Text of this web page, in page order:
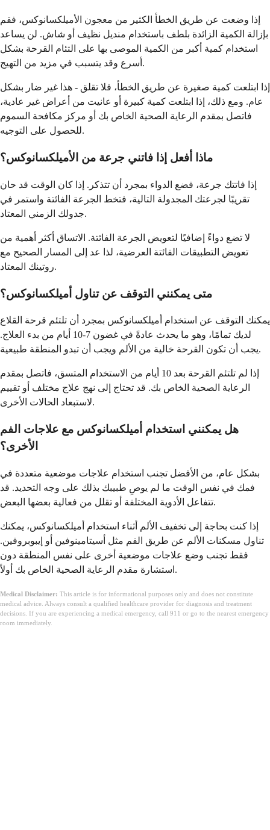
إذا وضعت عن طريق الخطأ الكثير من معجون الأميلكسانوكس، فقم
بإزالة الكمية الزائدة بلطف باستخدام منديل نظيف أو شاش. لن يساعد
استخدام كمية أكبر من الكمية الموصى بها على التئام القرحة بشكل
أسرع وقد يتسبب في مزيد من التهيج.
إذا ابتلعت كمية صغيرة عن طريق الخطأ، فلا تقلق - هذا غير ضار بشكل
عام. ومع ذلك، إذا ابتلعت كمية كبيرة أو عانيت من أعراض غير عادية،
فاتصل بمقدم الرعاية الصحية الخاص بك أو مركز مكافحة السموم
للحصول على التوجيه.
ماذا أفعل إذا فاتني جرعة من الأميلكسانوكس؟
إذا فاتتك جرعة، فضع الدواء بمجرد أن تتذكر. إذا كان الوقت قد حان
تقريبًا لجرعتك المجدولة التالية، فتخط الجرعة الفائتة واستمر في
جدولك الزمني المعتاد.
لا تضع دواءً إضافيًا لتعويض الجرعة الفائتة. الاتساق أكثر أهمية من
تعويض التطبيقات الفائتة العرضية، لذا عد إلى المسار الصحيح مع
روتينك المعتاد.
متى يمكنني التوقف عن تناول أميلكسانوكس؟
يمكنك التوقف عن استخدام أميلكسانوكس بمجرد أن تلتئم قرحة القلاع
لديك تمامًا، وهو ما يحدث عادةً في غضون 7-10 أيام من بدء العلاج.
يجب أن تكون القرحة خالية من الألم ويجب أن تبدو المنطقة طبيعية.
إذا لم تلتئم القرحة بعد 10 أيام من الاستخدام المتسق، فاتصل بمقدم
الرعاية الصحية الخاص بك. قد تحتاج إلى نهج علاج مختلف أو تقييم
لاستبعاد الحالات الأخرى.
هل يمكنني استخدام أميلكسانوكس مع علاجات الفم
الأخرى؟
بشكل عام، من الأفضل تجنب استخدام علاجات موضعية متعددة في
فمك في نفس الوقت ما لم يوصِ طبيبك بذلك على وجه التحديد. قد
تتفاعل الأدوية المختلفة أو تقلل من فعالية بعضها البعض.
إذا كنت بحاجة إلى تخفيف الألم أثناء استخدام أميلكسانوكس، يمكنك
تناول مسكنات الألم عن طريق الفم مثل أسيتامينوفين أو إيبوبروفين.
فقط تجنب وضع علاجات موضعية أخرى على نفس المنطقة دون
استشارة مقدم الرعاية الصحية الخاص بك أولاً.
Medical Disclaimer: This article is for informational purposes only and does not constitute
medical advice. Always consult a qualified healthcare provider for diagnosis and treatment
decisions. If you are experiencing a medical emergency, call 911 or go to the nearest emergency
room immediately.